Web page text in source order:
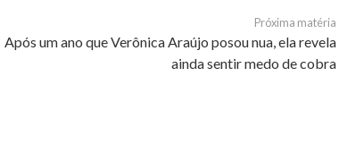
Próxima matéria
Após um ano que Verônica Araújo posou nua, ela revela
ainda sentir medo de cobra